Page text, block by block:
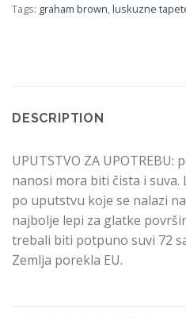
Tags: graham brown,luskuzne
DESCRIPTION
UPUTSTVO ZA
nanosi mora biti čista i suva.
po uputstvu koje se nalazi
najbolje lepi za glatke
trebali biti potpuno suvi 72
Zemlja porekla EU.